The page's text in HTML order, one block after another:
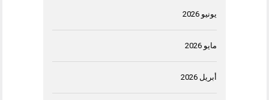
يونيو 2026
مايو 2026
أبريل 2026